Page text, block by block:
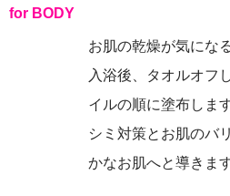
for BODY
お肌の乾燥が気にな
入浴後、タオルオフ
イルの順に塗布します
シミ対策とお肌のバ
かなお肌へと導きます